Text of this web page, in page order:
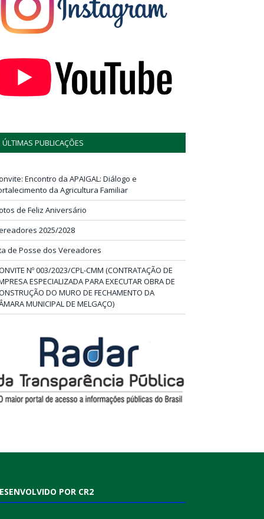
ÚLTIMAS PUBLICAÇÕES
Encontro da APAIGAL: Diálogo e
da Agricultura Familiar
de Feliz Aniversário
2025/2028
de Posse dos Vereadores
Nº 003/2023/CPL-CMM (CONTRATAÇÃO DE
ESPECIALIZADA PARA EXECUTAR OBRA DE
DO MURO DE FECHAMENTO DA
MUNICIPAL DE MELGAÇO)
POR CR2